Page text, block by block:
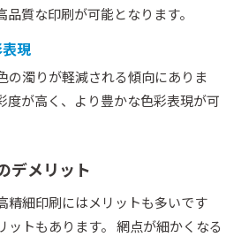
品質な印刷が可能となります。
現
の濁りが軽減される傾向にありま
度が高く、より豊かな色彩表現が可
デメリット
精細印刷にはメリットも多いです
ットもあります。 網点が細かくなる